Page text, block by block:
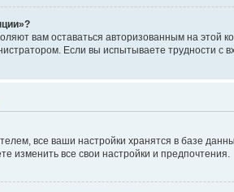
вам оставаться авторизованным на этой
Если вы испытываете трудности
все ваши настройки хранятся в базе
изменить все свои настройки и предпочтения.